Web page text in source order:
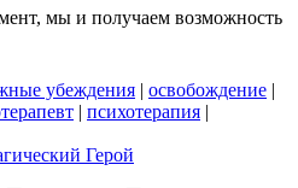
мы и получаем возможность
убеждения | освобождение |
| психотерапия |
Герой